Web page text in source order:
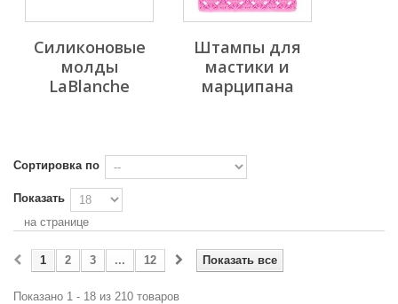
Силиконовые
молды
LaBlanche
Штампы для
мастики и
марципана
Сортировка по
Показать
на странице
Показать все
1 2 3 ... 12
Показано 1 - 18 из 210 товаров